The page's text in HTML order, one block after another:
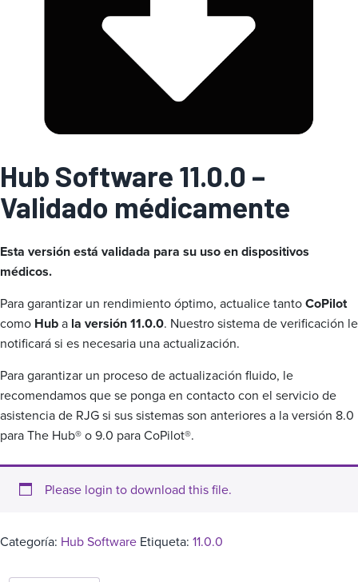
Hub Software 11.0.0 –
Validado médicamente
Esta versión está validada para su uso en dispositivos
médicos.
Para garantizar un rendimiento óptimo, actualice tantoCoPilot
como Huba la versión 11.0.0. Nuestro sistema de verificación le
notificará si es necesaria una actualización.
Para garantizar un proceso de actualización fluido, le
recomendamos que se ponga en contacto con el servicio de
asistencia de RJG si sus sistemas son anteriores a la versión 8.0
para The Hub® o 9.0 para CoPilot®.
Please login to download this file.
Categoría: Hub Software Etiqueta: 11.0.0